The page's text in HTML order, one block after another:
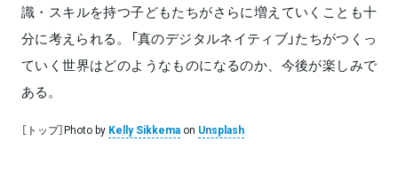
識・スキルを持つ子どもたちがさらに増えていくことも十
分に考えられる。「真のデジタルネイティブ」たちがつくっ
ていく世界はどのようなものになるのか、今後が楽しみで
ある。
［トップ］Photo by Kelly Sikkema on Unsplash